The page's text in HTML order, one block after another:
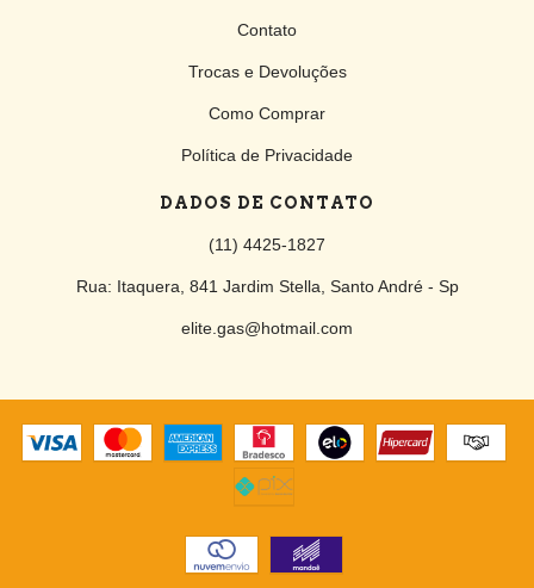
Contato
Trocas e Devoluções
Como Comprar
Política de Privacidade
DADOS DE CONTATO
(11) 4425-1827
Rua: Itaquera, 841 Jardim Stella, Santo André - Sp
elite.gas@hotmail.com